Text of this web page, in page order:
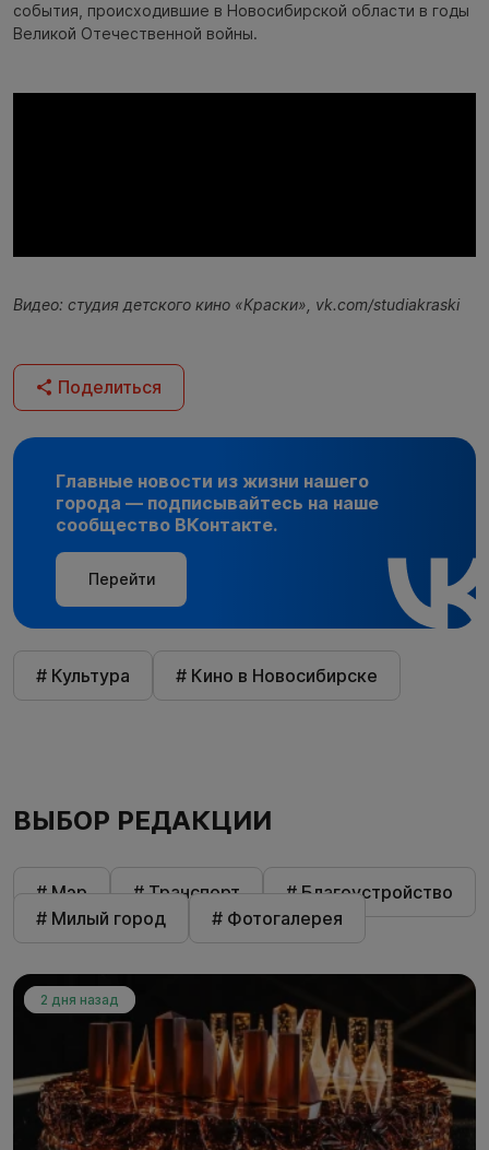
события, происходившие в Новосибирской области в годы
Великой Отечественной войны.
Видео: студия детского кино «Краски», vk.com/studiakraski
Поделиться
Главные новости из жизни нашего
города — подписывайтесь на наше
сообщество ВКонтакте.
Перейти
# Культура # Кино в Новосибирске
ВЫБОР РЕДАКЦИИ
# Мэр # Транспорт
# Благоустройство
# Милый город
# Фотогалерея
2 дня назад